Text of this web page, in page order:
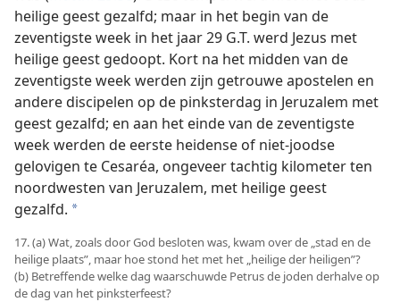
heilige geest gezalfd; maar in het begin van de
zeventigste week in het jaar 29 G.T. werd Jezus met
heilige geest gedoopt. Kort na het midden van de
zeventigste week werden zijn getrouwe apostelen en
andere discipelen op de pinksterdag in Jeruzalem met
geest gezalfd; en aan het einde van de zeventigste
week werden de eerste heidense of niet-joodse
gelovigen te Cesaréa, ongeveer tachtig kilometer ten
noordwesten van Jeruzalem, met heilige geest
gezalfd. a
17. (a) Wat, zoals door God besloten was, kwam over de „stad en de
heilige plaats”, maar hoe stond het met het „heilige der heiligen”?
(b) Betreffende welke dag waarschuwde Petrus de joden derhalve op
de dag van het pinksterfeest?